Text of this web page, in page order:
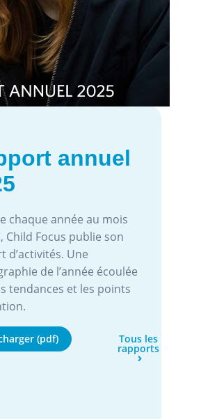
annuel
chaque année au mois
Child Focus publie son
d’activités. Une
de l’année écoulée
tendances et les points
(pdf) Tous les
rapports